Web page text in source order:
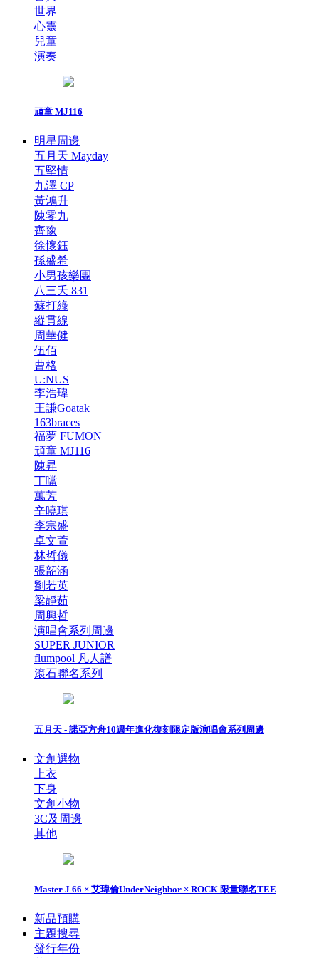
世界
心靈
兒童
演奏
頑童 MJ116
明星周邊
五月天 Mayday
五堅情
九澤 CP
黃鴻升
陳零九
齊豫
徐懷鈺
孫盛希
小男孩樂團
八三夭 831
蘇打綠
縱貫線
周華健
伍佰
曹格
U:NUS
李浩瑋
王謙Goatak
163braces
福夢 FUMON
頑童 MJ116
陳昇
丁噹
萬芳
辛曉琪
李宗盛
卓文萱
林哲儀
張韶涵
劉若英
梁靜茹
周興哲
演唱會系列周邊
SUPER JUNIOR
flumpool 凡人譜
滾石聯名系列
五月天 - 諾亞方舟10週年進化復刻限定版演唱會系列周邊
文創選物
上衣
下身
文創小物
3C及周邊
其他
Master J 66 × 艾瑋倫UnderNeighbor × ROCK 限量聯名TEE
新品預購
主題搜尋
發行年份